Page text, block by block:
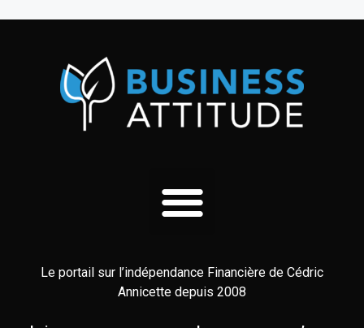
Le portail sur l’indépendance Financière de Cédric
Annicette depuis 2008